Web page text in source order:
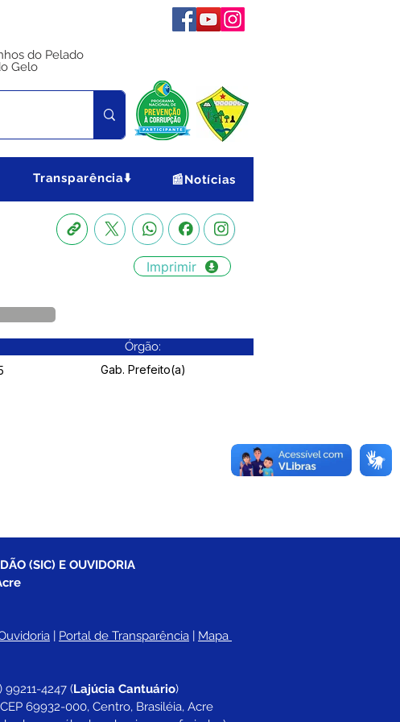
do Pelado
Gelo
Transparência⬇️ 📰Notícias
Imprimir
Órgão:
Gab. Prefeito(a)
(SIC) E OUVIDORIA
| Portal de Transparência | Mapa
99211-4247 (Lajúcia Cantuário)
69932-000, Centro, Brasiléia, Acre